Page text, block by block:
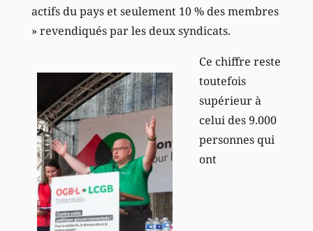
actifs du pays et seulement 10 % des membres
» revendiqués par les deux syndicats.
Ce chiffre reste
toutefois
supérieur à
celui des 9.000
personnes qui
ont